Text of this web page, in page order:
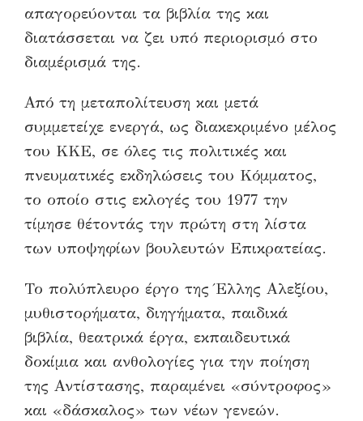
απαγορεύονται τα βιβλία της και
διατάσσεται να ζει υπό περιορισμό στο
διαμέρισμά της.
Από τη μεταπολίτευση και μετά
συμμετείχε ενεργά, ως διακεκριμένο μέλος
του ΚΚΕ, σε όλες τις πολιτικές και
πνευματικές εκδηλώσεις του Κόμματος,
το οποίο στις εκλογές του 1977 την
τίμησε θέτοντάς την πρώτη στη λίστα
των υποψηφίων βουλευτών Επικρατείας.
Το πολύπλευρο έργο της Έλλης Αλεξίου,
μυθιστορήματα, διηγήματα, παιδικά
βιβλία, θεατρικά έργα, εκπαιδευτικά
δοκίμια και ανθολογίες για την ποίηση
της Αντίστασης, παραμένει «σύντροφος»
και «δάσκαλος» των νέων γενεών.